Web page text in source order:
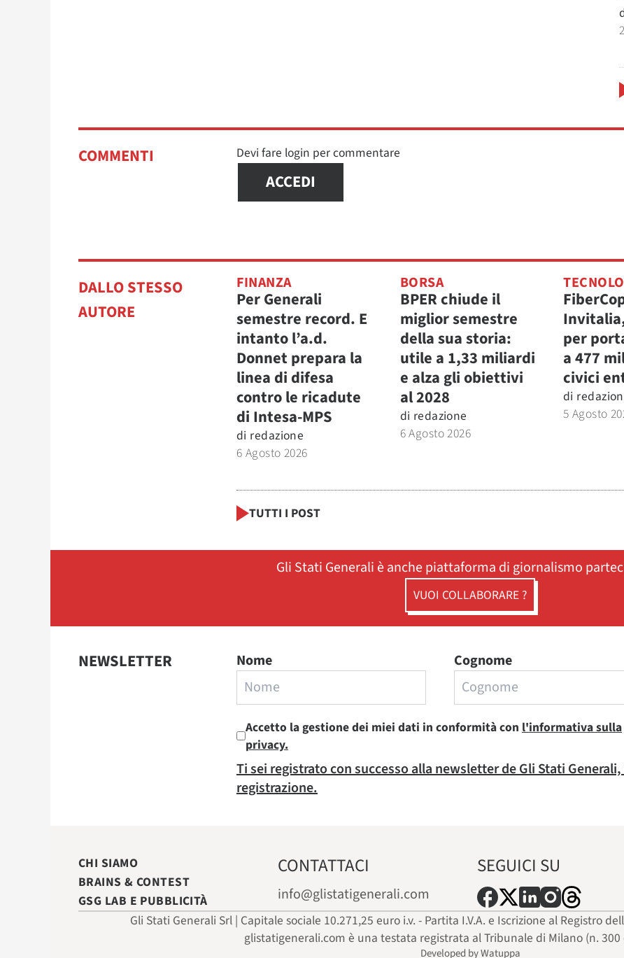
COMMENTI Devi fare login per commentare
ACCEDI
DALLO STESSO
AUTORE
FINANZA
Per Generali
semestre record. E
intanto l’a.d.
Donnet prepara la
linea di difesa
contro le ricadute
di Intesa-MPS
di redazione
6 Agosto 2026
BORSA
BPER chiude il
miglior semestre
della sua storia:
utile a 1,33 miliardi
e alza gli obiettivi
al 2028
di redazione
6 Agosto 2026
per
a 477
civici
di
5 Agosto
TUTTI I POST
Gli Stati Generali è anche piattaforma di giornalismo
VUOI COLLABORARE ?
NEWSLETTER Nome Cognome
Accetto la gestione dei miei dati in conformità con l'informativa sulla
privacy.
Ti sei registrato con successo alla newsletter de Gli Stati
registrazione.
CHI SIAMO
BRAINS & CONTEST
GSG LAB E PUBBLICITÀ
CONTATTACI
info@glistatigenerali.com
SEGUICI SU
Gli Stati Generali Srl | Capitale sociale 10.271,25 euro i.v. - Partita I.V.A. e Iscrizione al Registro
glistatigenerali.com è una testata registrata al Tribunale di Milano (n. 300
Developed by Watuppa